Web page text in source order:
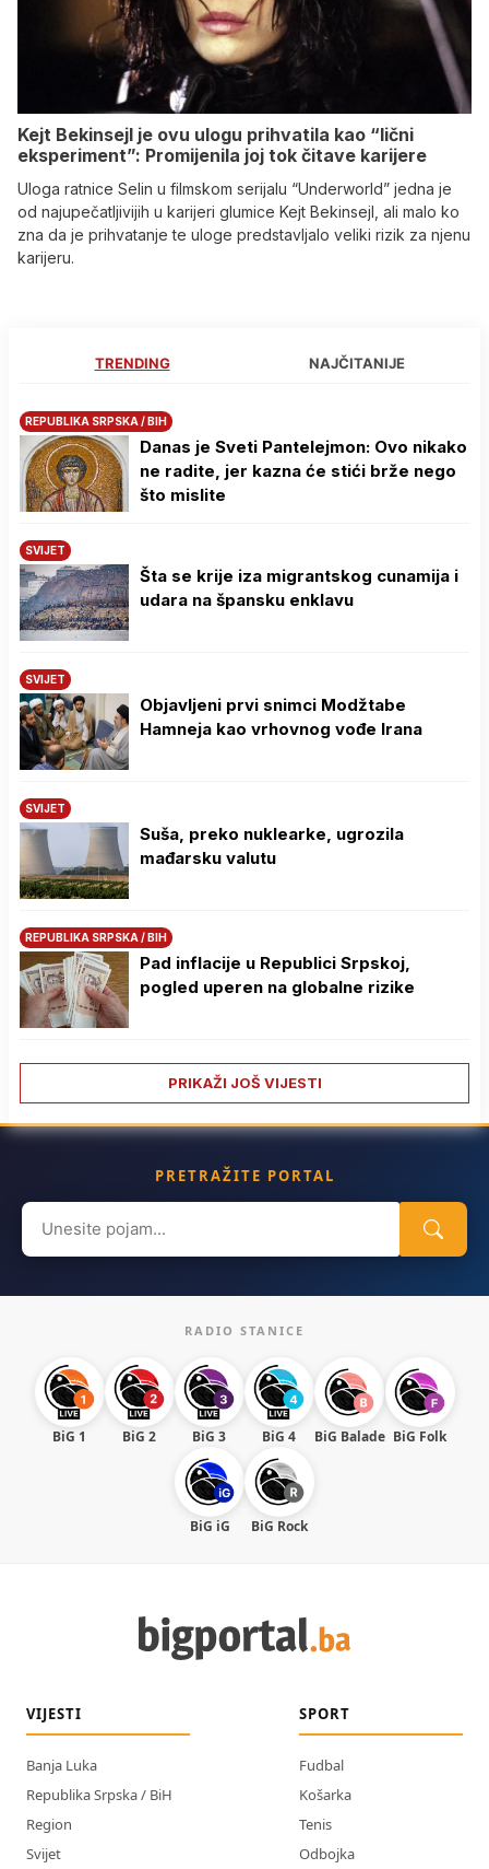
Kejt Bekinsejl je ovu ulogu prihvatila kao “lični
eksperiment”: Promijenila joj tok čitave karijere
Uloga ratnice Selin u filmskom serijalu “Underworld” jedna je
od najupečatljivijih u karijeri glumice Kejt Bekinsejl, ali malo ko
zna da je prihvatanje te uloge predstavljalo veliki rizik za njenu
karijeru.
TRENDING NAJČITANIJE
REPUBLIKA SRPSKA / BIH
Danas je Sveti Pantelejmon: Ovo nikako
ne radite, jer kazna će stići brže nego
što mislite
SVIJET
Šta se krije iza migrantskog cunamija i
udara na špansku enklavu
SVIJET
Objavljeni prvi snimci Modžtabe
Hamneja kao vrhovnog vođe Irana
SVIJET
Suša, preko nuklearke, ugrozila
mađarsku valutu
REPUBLIKA SRPSKA / BIH
Pad inflacije u Republici Srpskoj,
pogled uperen na globalne rizike
PRIKAŽI JOŠ VIJESTI
PRETRAŽITE PORTAL
Search
for:
RADIO STANICE
BiG 1 BiG 2 BiG 3 BiG 4 BiG Balade BiG Folk
BiG iG BiG Rock
VIJESTI
Banja Luka
Republika Srpska / BiH
Region
Svijet
SPORT
Fudbal
Košarka
Tenis
Odbojka